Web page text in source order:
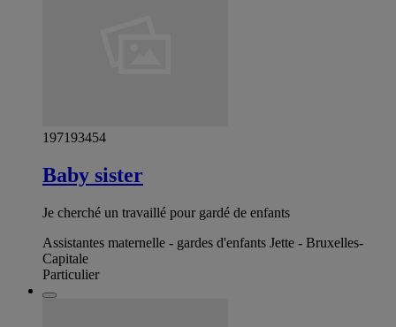
197193454
Baby sister
Je cherché un travaillé pour gardé de enfants
Assistantes maternelle - gardes d'enfants Jette - Bruxelles-
Capitale
Particulier